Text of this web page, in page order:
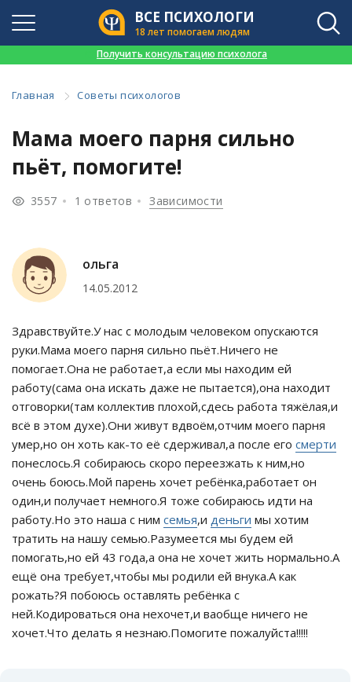
ВСЕ ПСИХОЛОГИ
18 лет помогаем людям
Получить консультацию психолога
Главная Советы психологов
Мама моего парня сильно
пьёт, помогите!
3557 1 ответов Зависимости
ольга
14.05.2012
Здравствуйте.У нас с молодым человеком опускаются
руки.Мама моего парня сильно пьёт.Ничего не
помогает.Она не работает,а если мы находим ей
работу(сама она искать даже не пытается),она находит
отговорки(там коллектив плохой,сдесь работа тяжёлая,и
всё в этом духе).Они живут вдвоём,отчим моего парня
умер,но он хоть как-то её сдерживал,а после его смерти
понеслось.Я собираюсь скоро переезжать к ним,но
очень боюсь.Мой парень хочет ребёнка,работает он
один,и получает немного.Я тоже собираюсь идти на
работу.Но это наша с ним семья,и деньги мы хотим
тратить на нашу семью.Разумеется мы будем ей
помогать,но ей 43 года,а она не хочет жить нормально.А
ещё она требует,чтобы мы родили ей внука.А как
рожать?Я побоюсь оставлять ребёнка с
ней.Кодироваться она нехочет,и ваобще ничего не
хочет.Что делать я незнаю.Помогите пожалуйста!!!!!